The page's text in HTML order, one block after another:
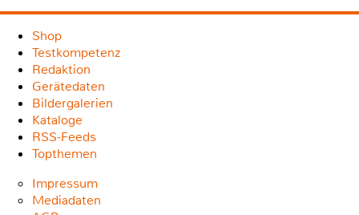
Shop
Testkompetenz
Redaktion
Gerätedaten
Bildergalerien
Kataloge
RSS-Feeds
Topthemen
Impressum
Mediadaten